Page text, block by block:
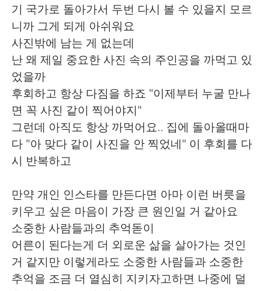
기 국가로 돌아가서 두번 다시 볼 수 있을지 모르
니까 그게 되게 아쉬워요
사진밖에 남는 게 없는데
난 왜 제일 중요한 사진 속의 주인공을 까먹고 있
었을까
후회하고 항상 다짐을 하죠 "이제부터 누굴 만나
면 꼭 사진 같이 찍어야지"
그런데 아직도 항상 까먹어요.. 집에 돌아올때마
다 "아 맞다 같이 사진을 안 찍었네" 이 후회를 다
시 반복하고
만약 개인 인스타를 만든다면 아마 이런 버릇을
키우고 싶은 마음이 가장 큰 원인일 거 같아요
소중한 사람들과의 추억돋이
어른이 된다는게 더 외로운 삶을 살아가는 것인
거 같지만 이렇게라도 소중한 사람들과 소중한
추억을 조금 더 열심히 지키자고하면 나중에 덜